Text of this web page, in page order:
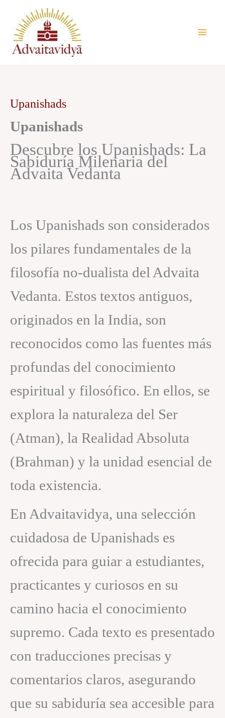
contenido
Upanishads
Upanishads
Descubre los Upanishads: La
Sabiduría Milenaria del
Advaita Vedanta
Los Upanishads son considerados
los pilares fundamentales de la
filosofía no-dualista del Advaita
Vedanta. Estos textos antiguos,
originados en la India, son
reconocidos como las fuentes más
profundas del conocimiento
espiritual y filosófico. En ellos, se
explora la naturaleza del Ser
(Atman), la Realidad Absoluta
(Brahman) y la unidad esencial de
toda existencia.
En Advaitavidya, una selección
cuidadosa de Upanishads es
ofrecida para guiar a estudiantes,
practicantes y curiosos en su
camino hacia el conocimiento
supremo. Cada texto es presentado
con traducciones precisas y
comentarios claros, asegurando
que su sabiduría sea accesible para